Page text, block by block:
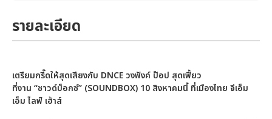
รายละเอียด
เตรียมกรี๊ดให้สุดเสียงกับ DNCE วงฟังค์ ป๊อป สุดเฟี้ยว
ที่งาน “ซาวด์บ็อกซ์” (SOUNDBOX) 10 สิงหาคมนี้ ที่เมืองไทย จีเอ็ม
เอ็ม ไลฟ์ เฮ้าส์